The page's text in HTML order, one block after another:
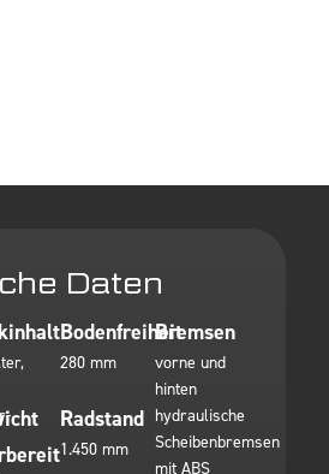
Daten
Bodenfreiheit
280 mm
Radstand
1.450 mm
Bremsen
vorne und
hinten
hydraulische
Scheibenbremsen
mit ABS